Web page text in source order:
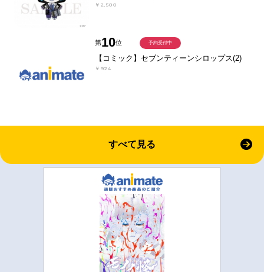
￥2,500
第10位
【コミック】セブンティーンシロップス(2)
￥924
予約受付中
すべて見る